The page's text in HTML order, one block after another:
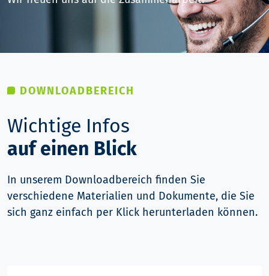
DOWNLOADBEREICH
Wichtige Infos
auf einen Blick
In unserem Downloadbereich finden Sie
verschiedene Materialien und Dokumente, die Sie
sich ganz einfach per Klick herunterladen können.